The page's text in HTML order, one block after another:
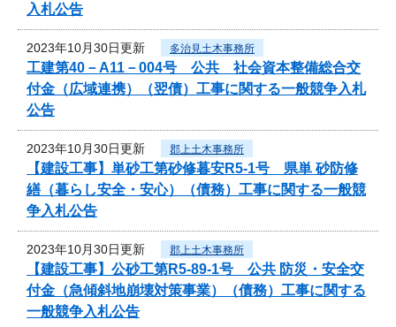
入札公告
2023年10月30日更新 多治見土木事務所
工建第40－A11－004号 公共 社会資本整備総合交
付金（広域連携）（翌債）工事に関する一般競争入札
公告
2023年10月30日更新 郡上土木事務所
【建設工事】単砂工第砂修暮安R5-1号 県単 砂防修
繕（暮らし安全・安心）（債務）工事に関する一般競
争入札公告
2023年10月30日更新 郡上土木事務所
【建設工事】公砂工第R5-89-1号 公共 防災・安全交
付金（急傾斜地崩壊対策事業）（債務）工事に関する
一般競争入札公告